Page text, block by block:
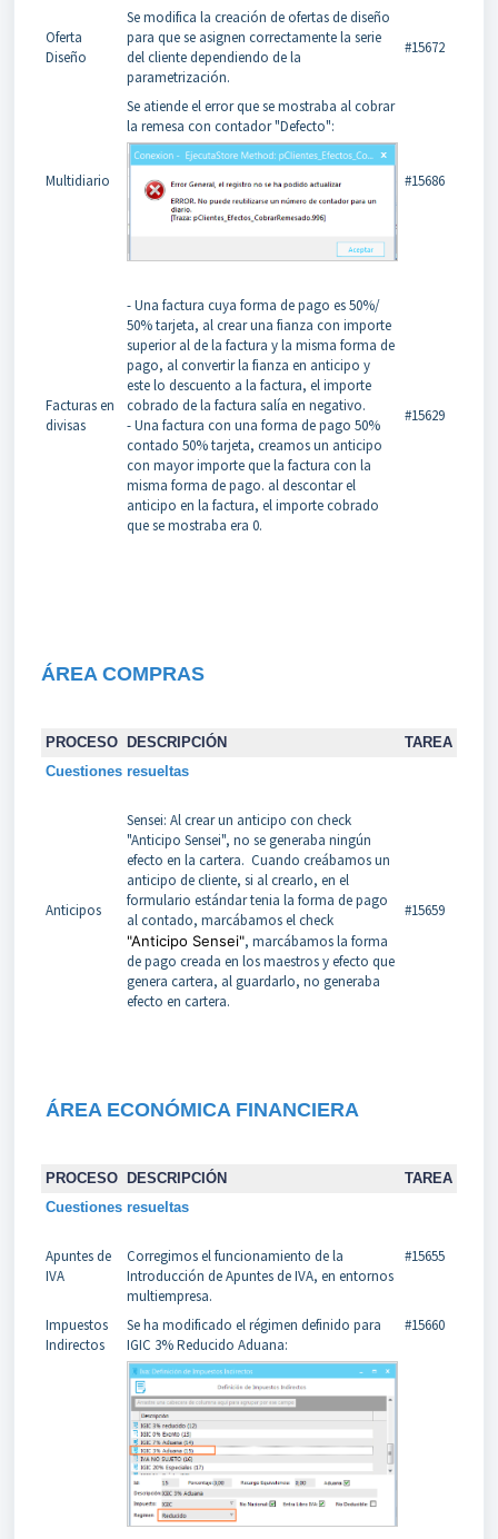
Oferta
Diseño
Se modifica la creación de ofertas de diseño
para que se asignen correctamente la serie
del cliente dependiendo de la
parametrización.
#15672
Multidiario
Se atiende el error que se mostraba al cobrar
la remesa con contador "Defecto":
#15686
Facturas en
divisas
- Una factura cuya forma de pago es 50%/
50% tarjeta, al crear una fianza con importe
superior al de la factura y la misma forma de
pago, al convertir la fianza en anticipo y
este lo descuento a la factura, el importe
cobrado de la factura salía en negativo.
- Una factura con una forma de pago 50%
contado 50% tarjeta, creamos un anticipo
con mayor importe que la factura con la
misma forma de pago. al descontar el
anticipo en la factura, el importe cobrado
que se mostraba era 0.
#15629
ÁREA COMPRAS
PROCESO DESCRIPCIÓN
TAREA
Cuestiones resueltas
Anticipos
Sensei: Al crear un anticipo con check
"Anticipo Sensei", no se generaba ningún
efecto en la cartera. Cuando creábamos un
anticipo de cliente, si al crearlo, en el
formulario estándar tenia la forma de pago
al contado, marcábamos el check
"Anticipo Sensei", marcábamos la forma
de pago creada en los maestros y efecto que
genera cartera, al guardarlo, no generaba
efecto en cartera.
#15659
ÁREA ECONÓMICA FINANCIERA
PROCESO DESCRIPCIÓN
TAREA
Cuestiones resueltas
Apuntes de
IVA
Corregimos el funcionamiento de la
Introducción de Apuntes de IVA, en entornos
multiempresa.
#15655
Impuestos
Indirectos
Se ha modificado el régimen definido para
IGIC 3% Reducido Aduana:
#15660